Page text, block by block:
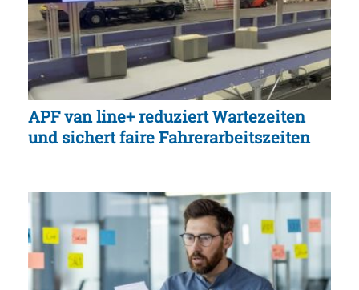
APF van line+ reduziert Wartezeiten
und sichert faire Fahrerarbeitszeiten